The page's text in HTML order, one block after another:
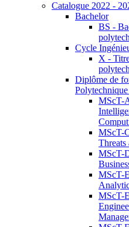
Catalogue 2022 -
Bachelor
BS -
Cycle
X -
Diplôme de
MScT-
MScT-
Threats
MScT-
MScT-
MScT-